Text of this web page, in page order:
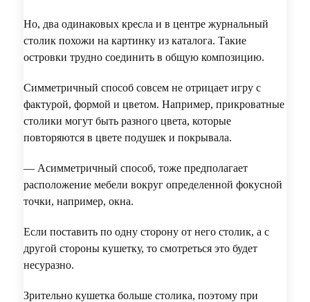
Но, два одинаковых кресла и в центре журнальный
столик похожи на картинку из каталога. Такие
островки трудно соединить в общую композицию.
Симметричный способ совсем не отрицает игру с
фактурой, формой и цветом. Например, прикроватные
столики могут быть разного цвета, которые
повторяются в цвете подушек и покрывала.
— Асимметричный способ, тоже предполагает
расположение мебели вокруг определенной фокусной
точки, например, окна.
Если поставить по одну сторону от него столик, а с
другой стороны кушетку, то смотреться это будет
несуразно.
Зрительно кушетка больше столика, поэтому при